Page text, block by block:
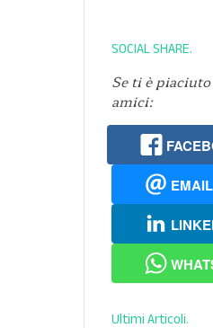
SOCIAL SHARE
Se ti è
amici:
EMAIL
Ultimi Articoli